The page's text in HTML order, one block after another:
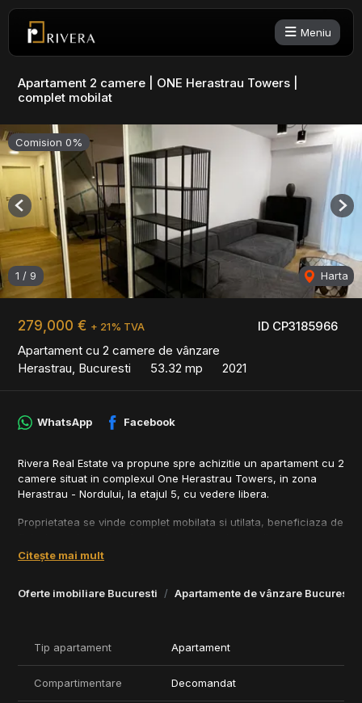
Meniu
Apartament 2 camere | ONE Herastrau Towers |
complet mobilat
ID CP3185966
279,000 € + 21% TVA
Apartament cu 2 camere de vânzare
Herastrau, Bucuresti
53.32 mp 2021
Comision 0%
1 / 9 Harta
Previous
Oferte imobiliare Bucuresti Apartamente de vânzare Bucuresti
WhatsApp Facebook
Rivera Real Estate va propune spre achizitie un apartament cu 2
camere situat in complexul One Herastrau Towers, in zona
Herastrau - Nordului, la etajul 5, cu vedere libera.
Proprietatea se vinde complet mobilata si utilata, beneficiaza de
tamplarie din aluminiu cu geam tripan, videointerfon si acces la
Localizarea ofera acces rapid catre Parcul Herastrau, zona de
Separat, poate fi achizitionat un loc de parcare in garajul
Comision 0%
Citește mai mult
Tip apartament Apartament
Compartimentare Decomandat